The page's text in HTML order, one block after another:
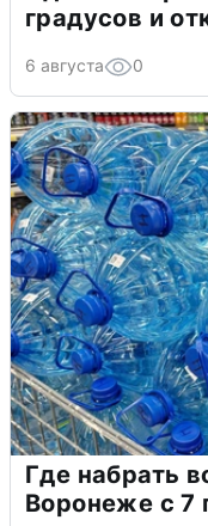
градусов и
6 августа 0
Где набрать
Воронеже с 7